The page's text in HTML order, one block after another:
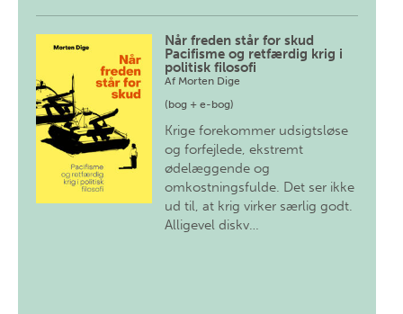
Når freden står for skud
Pacifisme og retfærdig krig i
politisk filosofi
Af Morten Dige
(bog + e-bog)
Krige forekommer udsigtsløse
og forfejlede, ekstremt
ødelæggende og
omkostningsfulde. Det ser ikke
ud til, at krig virker særlig godt.
Alligevel diskv…